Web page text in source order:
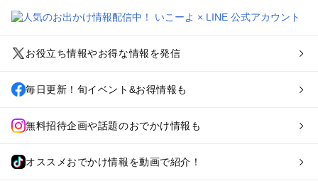
お役立ち情報やお得な情報を発信
毎日更新！旬イベント&お得情報も
無料招待企画や話題のおでかけ情報も
オススメおでかけ情報を動画で紹介！